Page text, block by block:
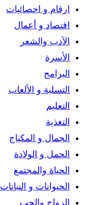
ارقام و احصائيات
اقتصاد و أعمال
الآدب والشعر
الأسرة
البرامج
التسلية و الألعاب
التعليم
التغذية
الجمال و المكياج
الحمل و الولادة
الحياة والمجتمع
الحيوانات و النباتات
الزواج والحب